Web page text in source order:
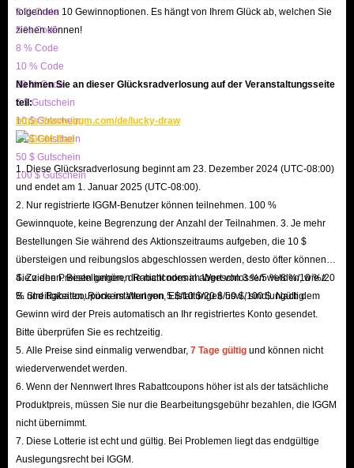
Kaufen Sie Ihre Forza Horizon 6-Autos jetzt online auf IGGM.com und
rasen Sie dem Horizont entgegen!
Warum benötigen Sie FH6-Autos?
Der zentrale Reiz der Forza Horizon-Reihe liegt in ihrem personalisierten
Besitz Ihres Traumautos kann Ihnen einen enormen Vorteil verschaffen.
Viele seltene Fahrzeuge müssen jedoch erst durch das Absolvieren
Events freigeschaltet werden. Wenn Sie die Event-Woche verpassen,
müssen Sie unter Umständen Monate oder sogar ein ganzes Jahr warten,
um diese Fahrzeuge wiederzusehen.
Wenn Sie nicht endlos im Auktionshaus auf ein bestimmtes Teil oder Auto
erscheint –, dann ist IGGM.com die beste Wahl für Sie! Besuchen Sie uns,
um genau die Forza Horizon 6-Autos zu kaufen, die Sie benötigen; so
werden Sie im Handumdrehen zum strahlenden Mittelpunkt des Festivals!
Wie kauft man Autos in Forza Horizon 6?
folgenden 10 Gewinnoptionen. Es hängt von Ihrem Glück ab, welchen Sie
ziehen können!
3 % Code
5 % Code
8 % Code
10 % Code
20 % Code
5 $ Gutschein
10 $ Gutschein
20 $ Gutschein
50 $ Gutschein
100 $ Gutschein
Nehmen Sie an dieser Glücksradverlosung auf der Veranstaltungsseite
teil:
https://www.iggm.com/de/lucky-draw
1. Diese Glücksradverlosung beginnt am 23. Dezember 2024 (UTC-08:00)
und endet am 1. Januar 2025 (UTC-08:00).
2. Nur registrierte IGGM-Benutzer können teilnehmen. 100 %
Gewinnquote, keine Begrenzung der Anzahl der Teilnahmen. 3. Je mehr
Bestellungen Sie während des Aktionszeitraums aufgeben, die 10 $
übersteigen und reibungslos abgeschlossen werden, desto öfter können
Sie ziehen. Bestellungen, die nicht normal abgeschlossen werden, wie z.
B. Streitigkeiten, Rückerstattungen, Erstattungen usw., sind ungültig.
4. Zu den Preisen gehören Rabattcodes im Wert von 3 %/5 %/8 %/10 %/20
% und Rabattcoupons im Wert von 5 $/10 $/20 $/50 $/100 $. Nach dem
Gewinn wird der Preis automatisch an Ihr registriertes Konto gesendet.
Bitte überprüfen Sie es rechtzeitig.
5. Alle Preise sind einmalig verwendbar, 7 Tage gültig und können nicht
wiederverwendet werden.
6. Wenn der Nennwert Ihres Rabattcoupons höher ist als der tatsächliche
Produktpreis, müssen Sie nur die Bearbeitungsgebühr bezahlen, die IGGM
nicht übernimmt.
7. Diese Lotterie ist echt und gültig. Bei Problemen liegt das endgültige
Auslegungsrecht bei IGGM.